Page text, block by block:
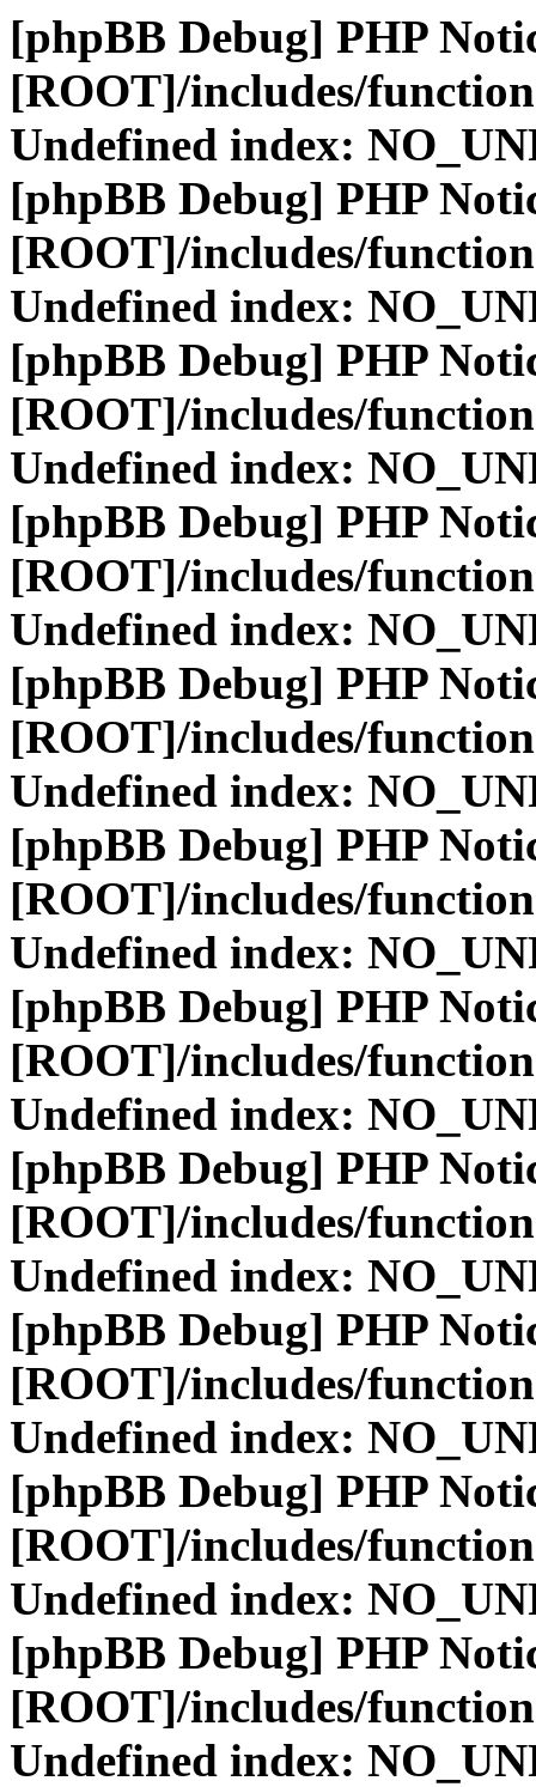
[phpBB Debug] PHP
[ROOT]/includes/
Undefined index:
[phpBB Debug] PHP
[ROOT]/includes/
Undefined index:
[phpBB Debug] PHP
[ROOT]/includes/
Undefined index:
[phpBB Debug] PHP
[ROOT]/includes/
Undefined index:
[phpBB Debug] PHP
[ROOT]/includes/
Undefined index:
[phpBB Debug] PHP
[ROOT]/includes/
Undefined index:
[phpBB Debug] PHP
[ROOT]/includes/
Undefined index:
[phpBB Debug] PHP
[ROOT]/includes/
Undefined index:
[phpBB Debug] PHP
[ROOT]/includes/
Undefined index:
[phpBB Debug] PHP
[ROOT]/includes/
Undefined index:
[phpBB Debug] PHP
[ROOT]/includes/
Undefined index: